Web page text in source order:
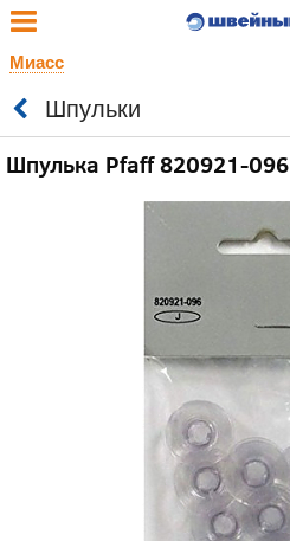
Миасс
Шпульки
Шпулька Pfaff 820921-096